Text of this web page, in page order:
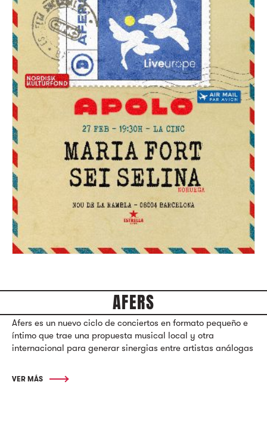
AFERS
Afers es un nuevo ciclo de conciertos en formato pequeño e
íntimo que trae una propuesta musical local y otra
internacional para generar sinergias entre artistas análogas
VER MÁS